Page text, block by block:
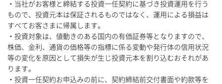
・当社がお客様と締結する投資一任契約に基づき投資運用を行う
もので、投資元本は保証されるものではなく、運用による損益は
すべてお客さまに帰属します。
・投資対象は、値動きのある国内の有価証券等となりますので、
株価、金利、通貨の価格等の指標に係る変動や発行体の信用状況
等の変化を原因として損失が生じ投資元本を割り込むおそれがあ
ります。
・投資一任契約お申込みの前に、契約締結前交付書面や約款等を